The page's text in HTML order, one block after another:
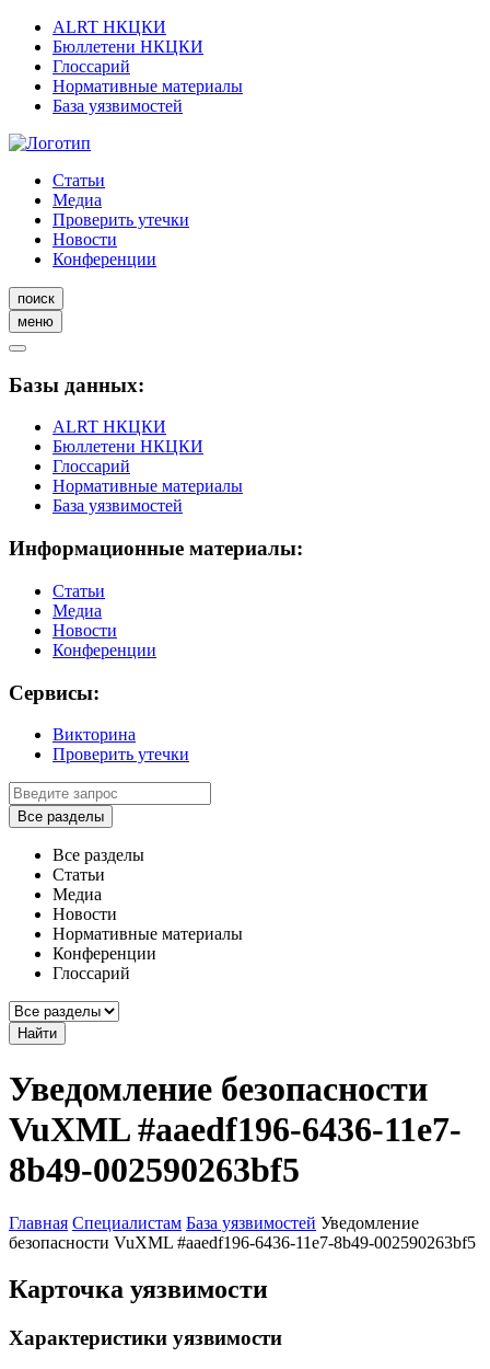
ALRT НКЦКИ
Бюллетени НКЦКИ
Глоссарий
Нормативные материалы
База уязвимостей
Статьи
Медиа
Проверить утечки
Новости
Конференции
поиск
меню
Базы данных:
ALRT НКЦКИ
Бюллетени НКЦКИ
Глоссарий
Нормативные материалы
База уязвимостей
Информационные материалы:
Статьи
Медиа
Новости
Конференции
Сервисы:
Викторина
Проверить утечки
Все разделы
Все разделы
Статьи
Медиа
Новости
Нормативные материалы
Конференции
Глоссарий
Найти
Уведомление безопасности
VuXML #aaedf196-6436-11e7-
8b49-002590263bf5
Главная Специалистам База уязвимостей Уведомление
безопасности VuXML #aaedf196-6436-11e7-8b49-002590263bf5
Карточка уязвимости
Характеристики уязвимости